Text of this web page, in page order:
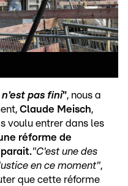
n'est pas fini", nous a
Claude Meisch,
voulu entrer dans les
réforme de
"C'est une des
en ce moment",
que cette réforme